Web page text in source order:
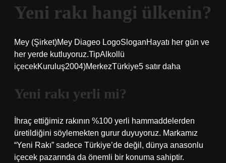
Yeni rakı hangi ülkenin?
Mey (Şirket)Mey Diageo LogoSloganHayatı her gün ve
her yerde kutluyoruz.TipAlkollü
içecekKuruluş2004)MerkezTürkiye5 satır daha
Yeni rakı yerli mi?
İhraç ettiğimiz rakının %100 yerli hammaddelerden
üretildiğini söylemekten gurur duyuyoruz. Markamız
“Yeni Rakı” sadece Türkiye’de değil, dünya anasonlu
içecek pazarında da önemli bir konuma sahiptir.